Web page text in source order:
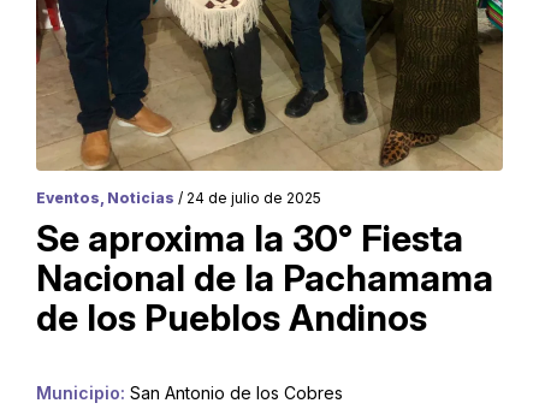
Eventos, Noticias / 24 de julio de 2025
Se aproxima la 30° Fiesta
Nacional de la Pachamama
de los Pueblos Andinos
Municipio: San Antonio de los Cobres